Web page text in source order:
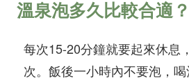
溫泉泡多久比較合適？
每次15-20分鐘就要起來休息
次。飯後一小時內不要泡，